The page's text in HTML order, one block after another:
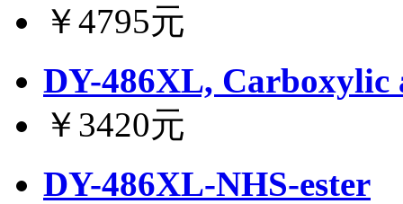
￥4795元
DY-486XL, Carboxylic
￥3420元
DY-486XL-NHS-ester